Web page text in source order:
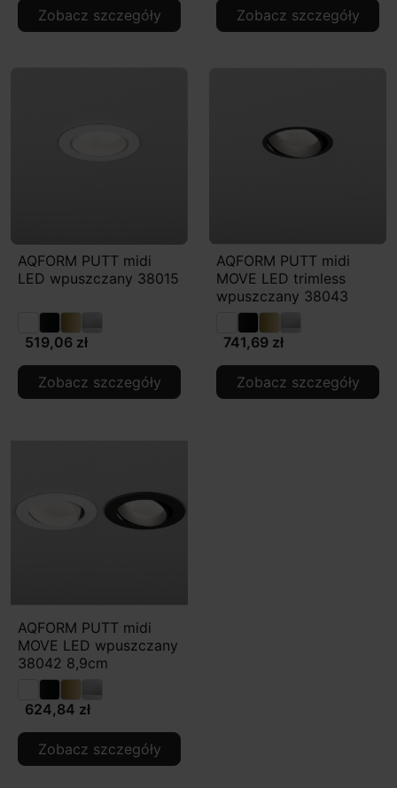
Zobacz szczegóły Zobacz szczegóły
AQFORM PUTT midi
LED wpuszczany 38015
519,06 zł
Zobacz szczegóły
AQFORM PUTT midi
MOVE LED trimless
wpuszczany 38043
741,69 zł
Zobacz szczegóły
AQFORM PUTT midi
MOVE LED wpuszczany
38042 8,9cm
624,84 zł
Zobacz szczegóły